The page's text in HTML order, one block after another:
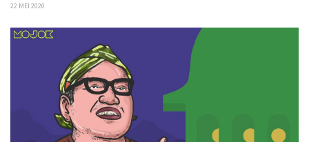
22 MEI 2020